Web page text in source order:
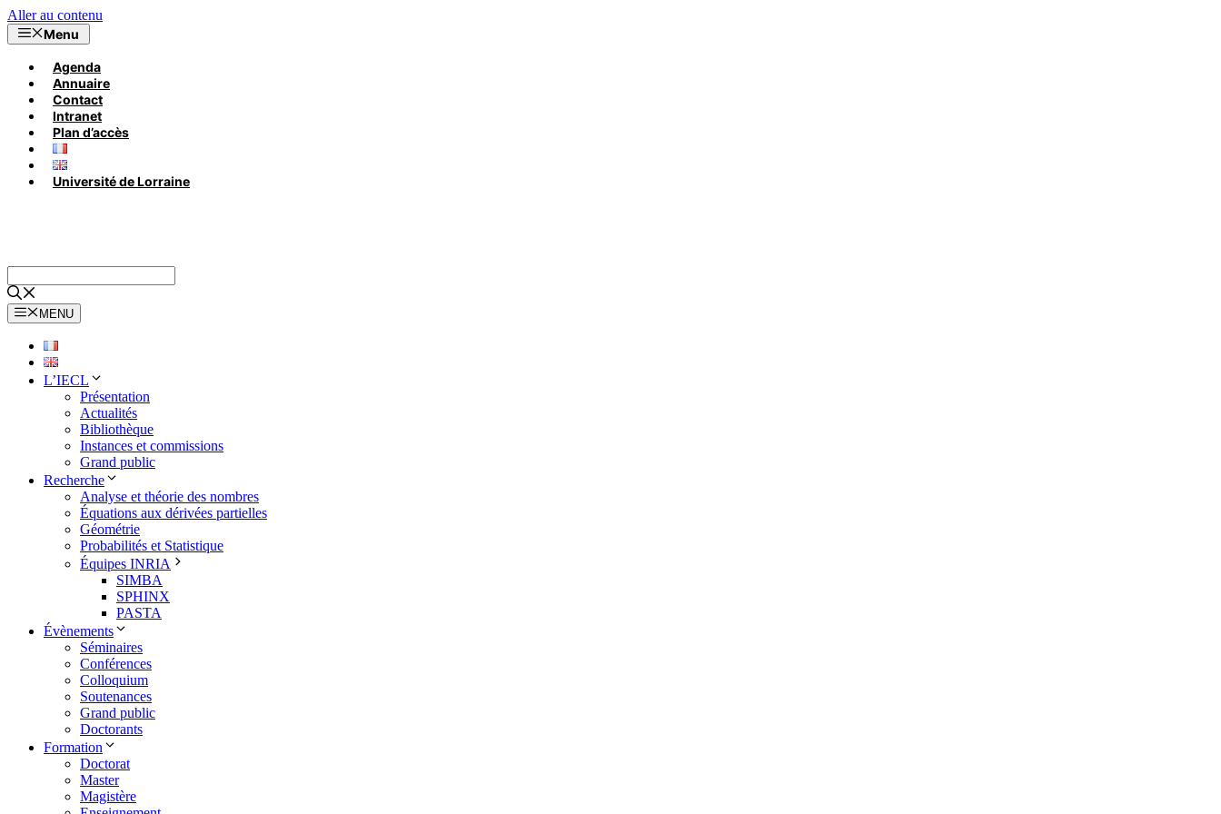
Aller au contenu
Menu
Agenda
Annuaire
Contact
Intranet
Plan d’accès
Université de Lorraine
MENU
L’IECL
Présentation
Actualités
Bibliothèque
Instances et commissions
Grand public
Recherche
Analyse et théorie des nombres
Équations aux dérivées partielles
Géométrie
Probabilités et Statistique
Équipes INRIA
SIMBA
SPHINX
PASTA
Évènements
Séminaires
Conférences
Colloquium
Soutenances
Grand public
Doctorants
Formation
Doctorat
Master
Magistère